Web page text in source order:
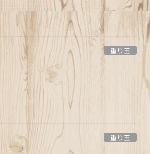
重り玉
重り玉